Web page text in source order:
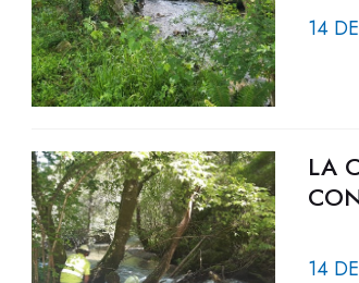
14
LA
14